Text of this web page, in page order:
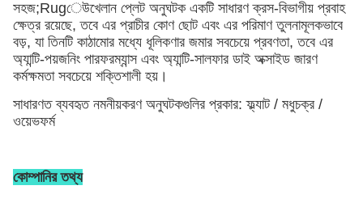
সহজ;Rugেউখেলান প্লেট অনুঘটক একটি সাধারণ ক্রস-বিভাগীয় প্রবাহ
ক্ষেত্র রয়েছে, তবে এর প্রাচীর কোণ ছোট এবং এর পরিমাণ তুলনামূলকভাবে
বড়, যা তিনটি কাঠামোর মধ্যে ধূলিকণার জমার সবচেয়ে প্রবণতা, তবে এর
অ্যান্টি-পয়জনিং পারফরম্যান্স এবং অ্যান্টি-সালফার ডাই অক্সাইড জারণ
কর্মক্ষমতা সবচেয়ে শক্তিশালী হয়।
সাধারণত ব্যবহৃত নমনীয়করণ অনুঘটকগুলির প্রকার: ফ্ল্যাট / মধুচক্র /
ওয়েভফর্ম
কোম্পানির তথ্য